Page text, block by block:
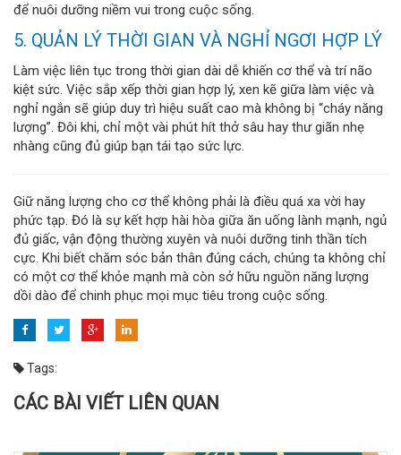
để nuôi dưỡng niềm vui trong cuộc sống.
5. QUẢN LÝ THỜI GIAN VÀ NGHỈ NGƠI HỢP LÝ
Làm việc liên tục trong thời gian dài dễ khiến cơ thể và trí não
kiệt sức. Việc sắp xếp thời gian hợp lý, xen kẽ giữa làm việc và
nghỉ ngắn sẽ giúp duy trì hiệu suất cao mà không bị “cháy năng
lượng”. Đôi khi, chỉ một vài phút hít thở sâu hay thư giãn nhẹ
nhàng cũng đủ giúp bạn tái tạo sức lực.
Giữ năng lượng cho cơ thể không phải là điều quá xa vời hay
phức tạp. Đó là sự kết hợp hài hòa giữa ăn uống lành mạnh, ngủ
đủ giấc, vận động thường xuyên và nuôi dưỡng tinh thần tích
cực. Khi biết chăm sóc bản thân đúng cách, chúng ta không chỉ
có một cơ thể khỏe mạnh mà còn sở hữu nguồn năng lượng
dồi dào để chinh phục mọi mục tiêu trong cuộc sống.
Tags:
CÁC BÀI VIẾT LIÊN QUAN